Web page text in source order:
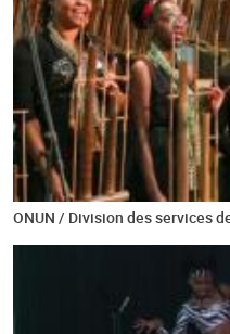
ONUN / Division des services